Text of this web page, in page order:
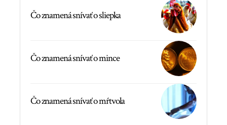
Čo znamená snívať o sliepka
Čo znamená snívať o mince
Čo znamená snívať o mŕtvola